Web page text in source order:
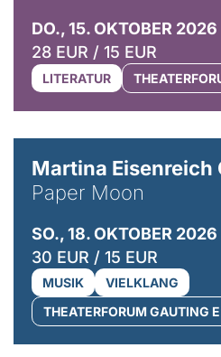
DO., 15. OKTOBER 2026
28 EUR / 15 EUR
LITERATUR
Martina Eisenreich
Paper Moon
SO., 18. OKTOBER 2026
30 EUR / 15 EUR
MUSIK
VIELKLANG
THEATERFORUM GAUTING